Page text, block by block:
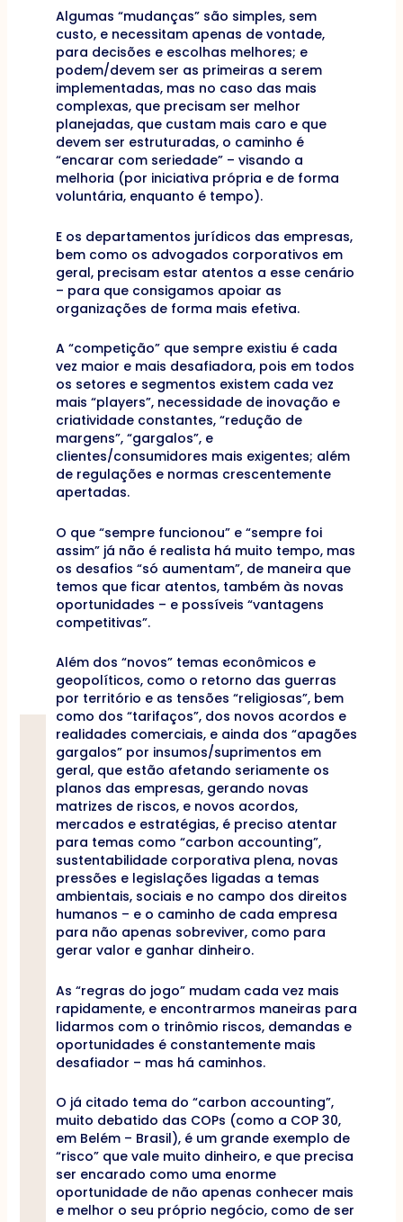
Algumas “mudanças” são simples, sem
custo, e necessitam apenas de vontade,
para decisões e escolhas melhores; e
podem/devem ser as primeiras a serem
implementadas, mas no caso das mais
complexas, que precisam ser melhor
planejadas, que custam mais caro e que
devem ser estruturadas, o caminho é
“encarar com seriedade” – visando a
melhoria (por iniciativa própria e de forma
voluntária, enquanto é tempo).
E os departamentos jurídicos das empresas,
bem como os advogados corporativos em
geral, precisam estar atentos a esse cenário
– para que consigamos apoiar as
organizações de forma mais efetiva.
A “competição” que sempre existiu é cada
vez maior e mais desafiadora, pois em todos
os setores e segmentos existem cada vez
mais “players”, necessidade de inovação e
criatividade constantes, “redução de
margens”, “gargalos”, e
clientes/consumidores mais exigentes; além
de regulações e normas crescentemente
apertadas.
O que “sempre funcionou” e “sempre foi
assim” já não é realista há muito tempo, mas
os desafios “só aumentam”, de maneira que
temos que ficar atentos, também às novas
oportunidades – e possíveis “vantagens
competitivas”.
Além dos “novos” temas econômicos e
geopolíticos, como o retorno das guerras
por território e as tensões “religiosas”, bem
como dos “tarifaços”, dos novos acordos e
realidades comerciais, e ainda dos “apagões
gargalos” por insumos/suprimentos em
geral, que estão afetando seriamente os
planos das empresas, gerando novas
matrizes de riscos, e novos acordos,
mercados e estratégias, é preciso atentar
para temas como “carbon accounting”,
sustentabilidade corporativa plena, novas
pressões e legislações ligadas a temas
ambientais, sociais e no campo dos direitos
humanos – e o caminho de cada empresa
para não apenas sobreviver, como para
gerar valor e ganhar dinheiro.
As “regras do jogo” mudam cada vez mais
rapidamente, e encontrarmos maneiras para
lidarmos com o trinômio riscos, demandas e
oportunidades é constantemente mais
desafiador – mas há caminhos.
O já citado tema do “carbon accounting”,
muito debatido das COPs (como a COP 30,
em Belém – Brasil), é um grande exemplo de
“risco” que vale muito dinheiro, e que precisa
ser encarado como uma enorme
oportunidade de não apenas conhecer mais
e melhor o seu próprio negócio, como de ser